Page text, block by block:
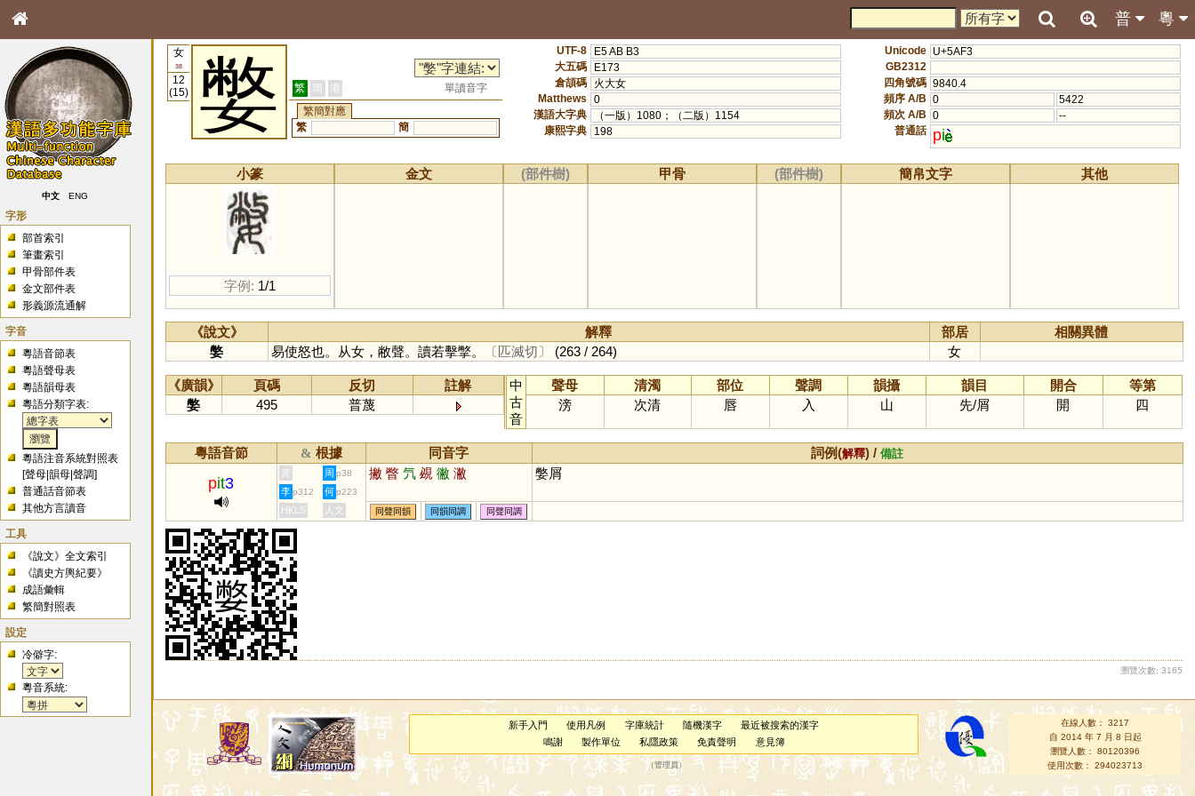
粵
普
中文 ENG
字形
部首索引
筆畫索引
甲骨部件表
金文部件表
形義源流通解
字音
粵語音節表
粵語聲母表
粵語韻母表
粵語分類字表:
粵語注音系統對照表
[聲母 |韻母 |聲調]
普通話音節表
其他方言讀音
工具
《說文》全文索引
《讀史方輿紀要》
成語彙輯
繁簡對照表
設定
冷僻字:
粵音系統:
女
38
12
(15)
嫳 繁 簡 港
單讀音字
繁簡對應
繁
簡
UTF-8
E5 AB B3
大五碼
E173
倉頡碼
火大女
Matthews
0
漢語大字典
（一版）1080；（二版）1154
康熙字典
198
Unicode U+5AF3
GB2312
四角號碼 9840.4
頻序 A/B 0
5422
頻次 A/B 0
--
普通話 pi
小篆
字例: 1/1
金文 (部件樹) 甲骨 (部件樹) 簡帛文字 其他
《說文》 解釋 部居
相關異體
嫳
易使怒也。从女，敝聲。讀若擊撆。 〔匹滅切〕 (263 / 264) 女
《廣韻》 頁碼 反切
註解
嫳
495 普蔑
中
古
音
聲母 清濁 部位 聲調 韻攝 韻目 開合
等第
滂
次清 唇 入 山 先/屑 開 四
粵語音節 & 根據 同音字 詞例(解釋) /備註
pit3
黃 周 p38 撇 瞥 氕 覕 徶 潎 嫳屑
李 p312 何 p223
HKLS 人文 同聲同韻 同韻同調 同聲同調
瀏覽次數: 3165
新手入門 使用凡例 字庫統計 隨機漢字
最近被搜索的漢字
鳴謝
製作單位 私隱政策 免責聲明 意見簿
（管理員 ）
在線人數： 3217
自 2014 年 7 月 8 日起
瀏覽人數： 80120396
使用次數： 294023713